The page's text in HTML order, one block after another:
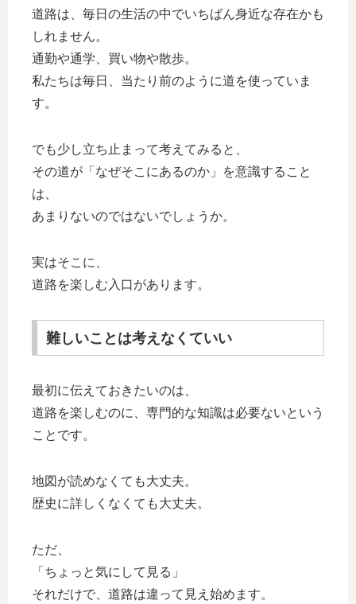
道路は、毎日の生活の中でいちばん身近な存在かも
しれません。
通勤や通学、買い物や散歩。
私たちは毎日、当たり前のように道を使っていま
す。
でも少し立ち止まって考えてみると、
その道が「なぜそこにあるのか」を意識すること
は、
あまりないのではないでしょうか。
実はそこに、
道路を楽しむ入口があります。
難しいことは考えなくていい
最初に伝えておきたいのは、
道路を楽しむのに、専門的な知識は必要ないという
ことです。
地図が読めなくても大丈夫。
歴史に詳しくなくても大丈夫。
ただ、
「ちょっと気にして見る」
それだけで、道路は違って見え始めます。